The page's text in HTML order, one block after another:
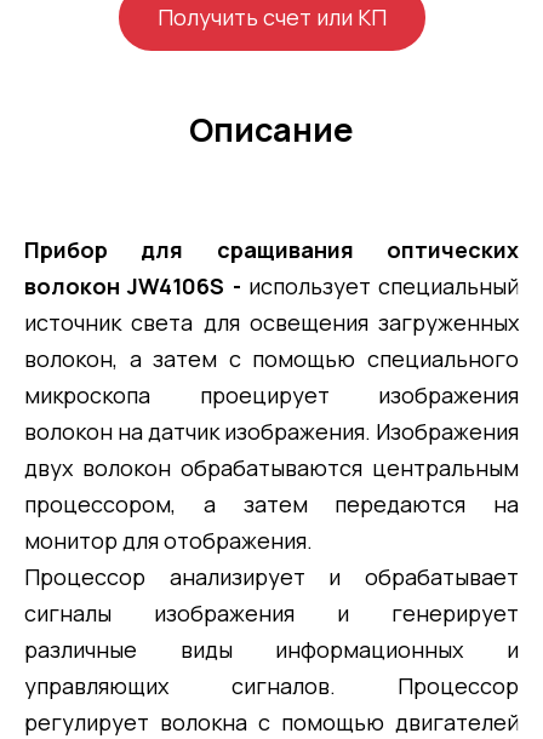
Получить счет или КП
Описание
Прибор для сращивания оптических
волокон JW4106S - использует специальный
источник света для освещения загруженных
волокон, а затем с помощью специального
микроскопа проецирует изображения
волокон на датчик изображения. Изображения
двух волокон обрабатываются центральным
процессором, а затем передаются на
монитор для отображения.
Процессор анализирует и обрабатывает
сигналы изображения и генерирует
различные виды информационных и
управляющих сигналов. Процессор
регулирует волокна с помощью двигателей